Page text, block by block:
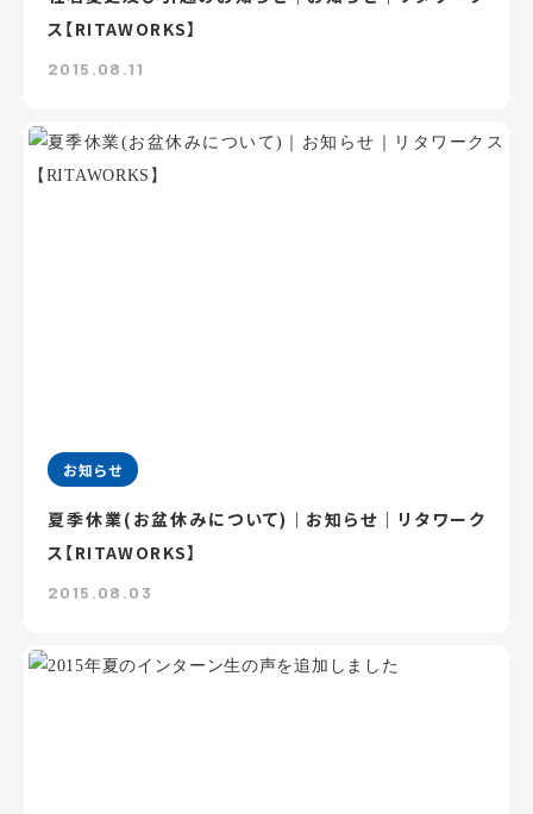
ス【RITAWORKS】
2015.08.11
お知らせ
夏季休業(お盆休みについて)｜お知らせ｜リタワーク
ス【RITAWORKS】
2015.08.03